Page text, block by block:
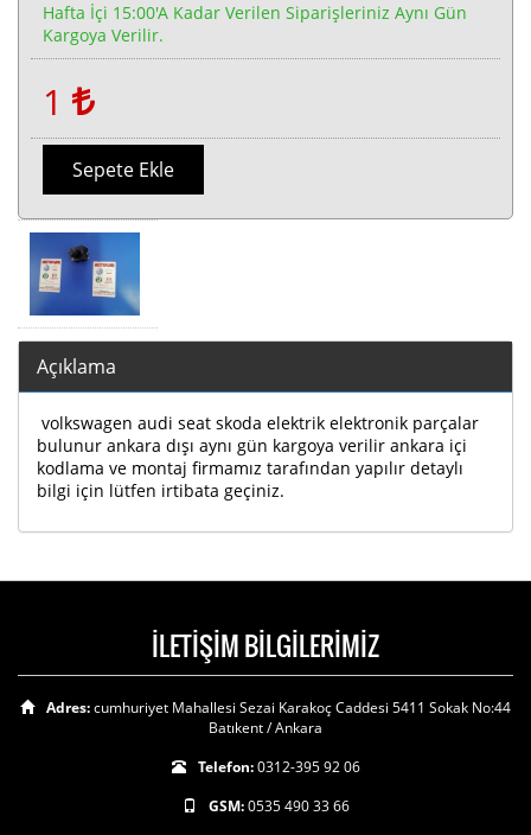
Hafta İçi 15:00'a Kadar Verilen Siparişleriniz Aynı Gün
Kargoya Verilir.
1
Sepete Ekle
Açıklama
volkswagen audi seat skoda elektrik elektronik parçalar
bulunur ankara dışı aynı gün kargoya verilir ankara içi
kodlama ve montaj firmamız tarafından yapılır detaylı
bilgi için lütfen irtibata geçiniz.
İLETİŞİM BİLGİLERİMİZ
Adres:cumhuriyet Mahallesi Sezai Karakoç Caddesi 5411 Sokak No:44
Batıkent / Ankara
Telefon:0312-395 92 06
GSM:0535 490 33 66